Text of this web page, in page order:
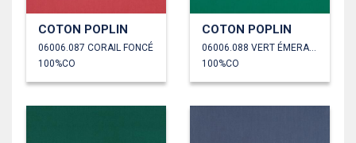
COTON POPLIN
06006.087 CORAIL FONCÉ
100%CO
COTON POPLIN
100%CO